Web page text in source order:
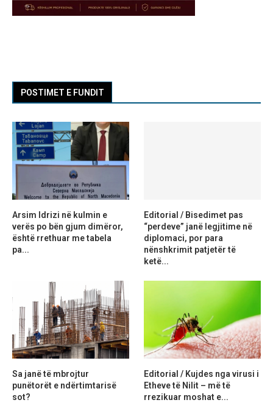
POSTIMET E FUNDIT
Arsim Idrizi në kulmin e
verës po bën gjum dimëror,
është rrethuar me tabela
pa...
Editorial / Bisedimet pas
“perdeve” janë legjitime në
diplomaci, por para
nënshkrimit patjetër të
ketë...
Sa janë të mbrojtur
punëtorët e ndërtimtarisë
sot?
Editorial / Kujdes nga virusi i
Etheve të Nilit – më të
rrezikuar moshat e...